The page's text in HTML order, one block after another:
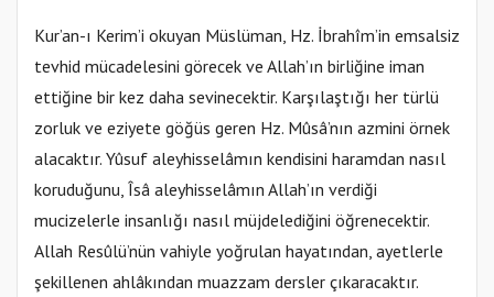
Kur’an-ı Kerim’i okuyan Müslüman, Hz. İbrahîm’in emsalsiz
tevhid mücadelesini görecek ve Allah’ın birliğine iman
ettiğine bir kez daha sevinecektir. Karşılaştığı her türlü
zorluk ve eziyete göğüs geren Hz. Mûsâ’nın azmini örnek
alacaktır. Yûsuf aleyhisselâmın kendisini haramdan nasıl
koruduğunu, Îsâ aleyhisselâmın Allah’ın verdiği
mucizelerle insanlığı nasıl müjdelediğini öğrenecektir.
Allah Resûlü’nün vahiyle yoğrulan hayatından, ayetlerle
şekillenen ahlâkından muazzam dersler çıkaracaktır.